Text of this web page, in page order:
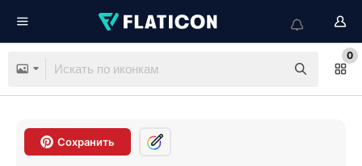
0
Сохранить